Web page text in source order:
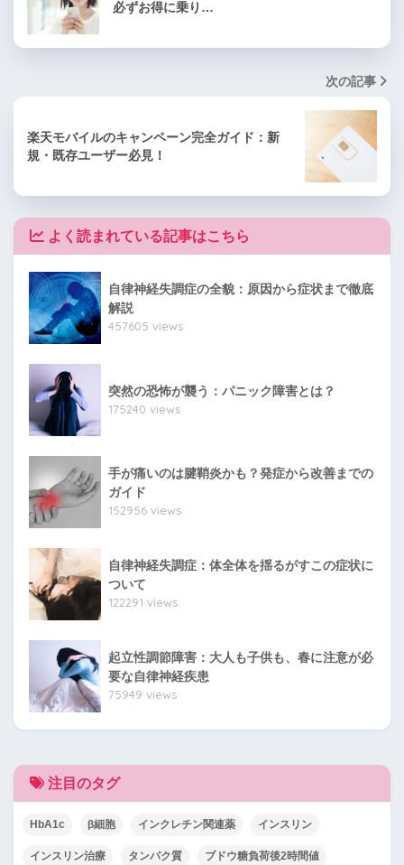
必ずお得に乗り…
次の記事
楽天モバイルのキャンペーン完全ガイド：新
規・既存ユーザー必見！
よく読まれている記事はこちら
自律神経失調症の全貌：原因から症状まで徹底
解説
457605 views
突然の恐怖が襲う：パニック障害とは？
175240 views
手が痛いのは腱鞘炎かも？発症から改善までの
ガイド
152956 views
自律神経失調症：体全体を揺るがすこの症状に
ついて
122291 views
起立性調節障害：大人も子供も、春に注意が必
要な自律神経疾患
75949 views
注目のタグ
HbA1c β細胞 インクレチン関連薬 インスリン
インスリン治療 タンパク質 ブドウ糖負荷後2時間値